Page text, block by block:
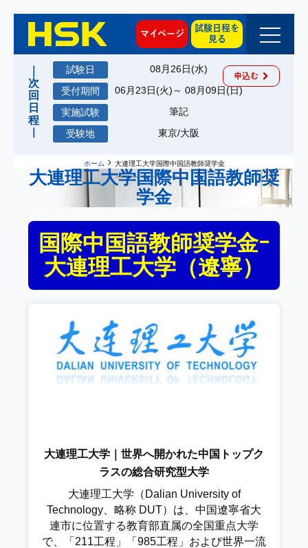
マイページ
試験日程を
見る
08月26日(水)
06月23日(火)～ 08月09日(日)
筆記
東京/大阪
申込む
ホーム 大連理工大学国際中国語教師奨学金
大連理工大学国際中国語教師奨
学金
国際中国語教師奨学金ｰ
大連理工大学（遼寧）
大連理工大学｜世界へ開かれた中国トップク
ラスの総合研究型大学
大連理工大学（Dalian University of
Technology、略称 DUT）は、中国遼寧省大
連市に位置する教育部直属の全国重点大学
で、「211工程」「985工程」および世界一流